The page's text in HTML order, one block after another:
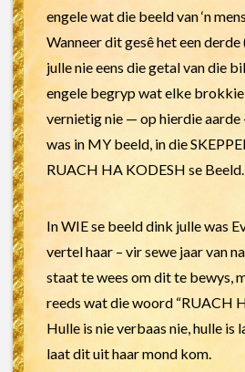
engele wat die beeld van ‘n
Wanneer dit gesê het een
julle nie eens die getal van die
engele begryp wat elke
vernietig nie — op hierdie
was in MY beeld, in die
RUACH HA KODESH se Beeld.
In WIE se beeld dink julle was
vertel haar – vir sewe jaar van
staat te wees om dit te bewys,
reeds wat die woord “RUACH
Hulle is nie verbaas nie, hulle is
laat dit uit haar mond kom.